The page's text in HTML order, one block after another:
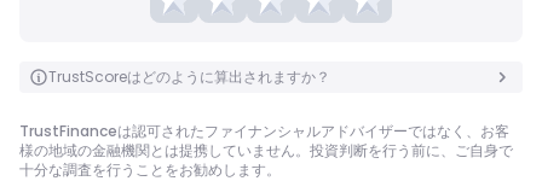
TrustScoreはどのように算出されますか？
TrustFinanceは認可されたファイナンシャルアドバイザーではなく、お客
様の地域の金融機関とは提携していません。投資判断を行う前に、ご自身で
十分な調査を行うことをお勧めします。